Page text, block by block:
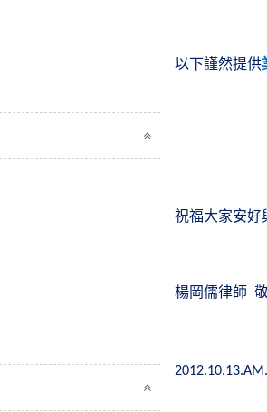
以下謹然提供
祝福大家安好
楊岡儒律師